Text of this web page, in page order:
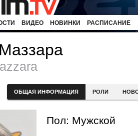
ВИДЕО НОВИНКИ РАСПИСАНИЕ
ОБЩАЯ ИНФОРМАЦИЯ РОЛИ
Пол: Мужской